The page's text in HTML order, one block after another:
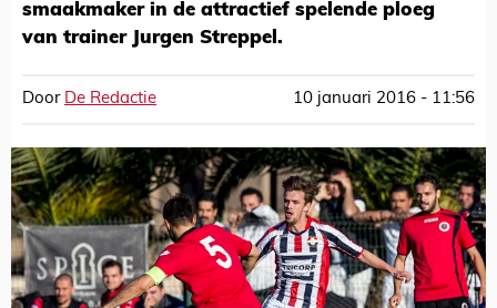
smaakmaker in de attractief spelende ploeg
van trainer Jurgen Streppel.
Door De Redactie 10 januari 2016 - 11:56